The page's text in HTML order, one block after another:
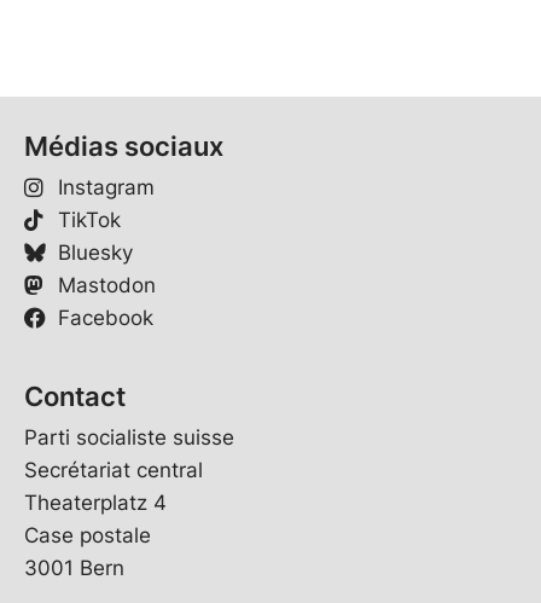
Médias sociaux
Instagram
TikTok
Bluesky
Mastodon
Facebook
Contact
Parti socialiste suisse
Secrétariat central
Theaterplatz 4
Case postale
3001 Bern